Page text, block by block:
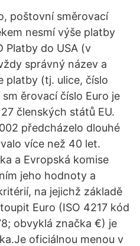
poštovní směrovací
nesmí výše platby
Platby do USA (v
správný název a
platby (tj. ulice, číslo
ěrovací číslo Euro je
členských států EU.
předcházelo dlouhé
více než 40 let.
a Evropská komise
jeho hodnoty a
na jejichž základě
Euro (ISO 4217 kód
obvyklá značka €) je
oficiálnou menou v